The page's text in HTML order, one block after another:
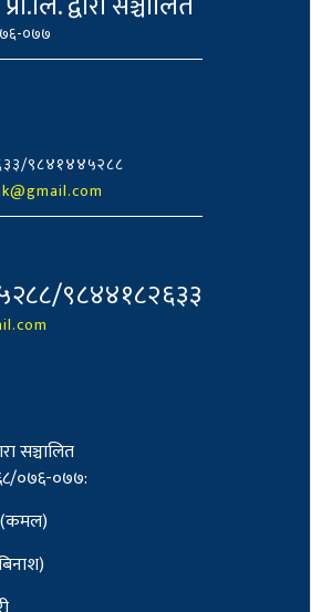
०७७
९८४१४४५२८८
९८४४१८२६३३
सञ्चालित
०७६-०७७:
(कमल)